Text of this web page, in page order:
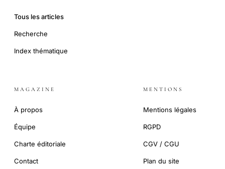
Tous les articles
Recherche
Index thématique
MAGAZINE
À propos
Équipe
Charte éditoriale
Contact
MENTIONS
Mentions légales
RGPD
CGV / CGU
Plan du site